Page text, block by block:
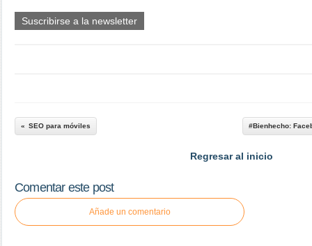
Suscribirse a la newsletter
SEO para móviles #Bienhecho:
Regresar al inicio
Comentar este post
Añade un comentario